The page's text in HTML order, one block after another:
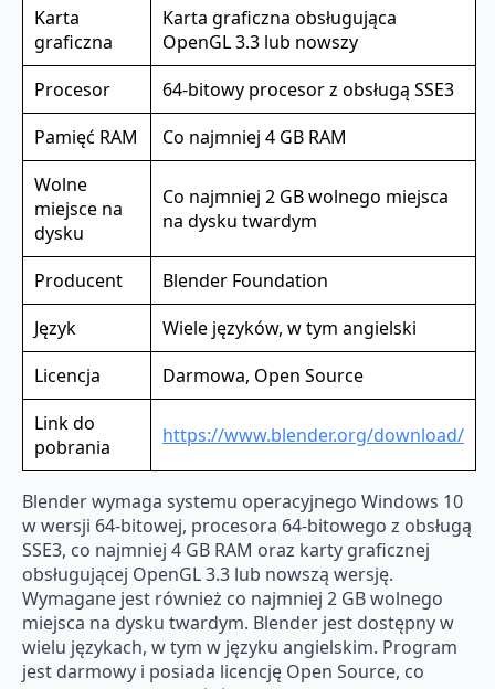
Karta
graficzna
Karta graficzna obsługująca
OpenGL 3.3 lub nowszy
Procesor
64-bitowy procesor z obsługą SSE3
Pamięć RAM
Co najmniej 4 GB RAM
Wolne
miejsce na
dysku
Co najmniej 2 GB wolnego miejsca
na dysku twardym
Producent
Blender Foundation
Język
Wiele języków, w tym angielski
Licencja
Darmowa, Open Source
Link do
pobrania
https://www.blender.org/download/
Blender wymaga systemu operacyjnego Windows 10
w wersji 64-bitowej, procesora 64-bitowego z obsługą
SSE3, co najmniej 4 GB RAM oraz karty graficznej
obsługującej OpenGL 3.3 lub nowszą wersję.
Wymagane jest również co najmniej 2 GB wolnego
miejsca na dysku twardym. Blender jest dostępny w
wielu językach, w tym w języku angielskim. Program
jest darmowy i posiada licencję Open Source, co